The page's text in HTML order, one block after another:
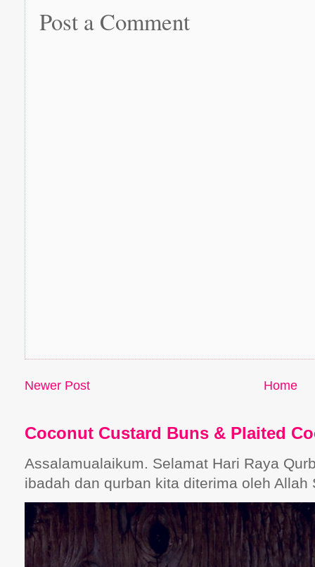
Post a Comment
Newer Post Home
Coconut Custard Buns & Plaited
Assalamualaikum. Selamat Hari Raya
ibadah dan qurban kita diterima oleh Allah